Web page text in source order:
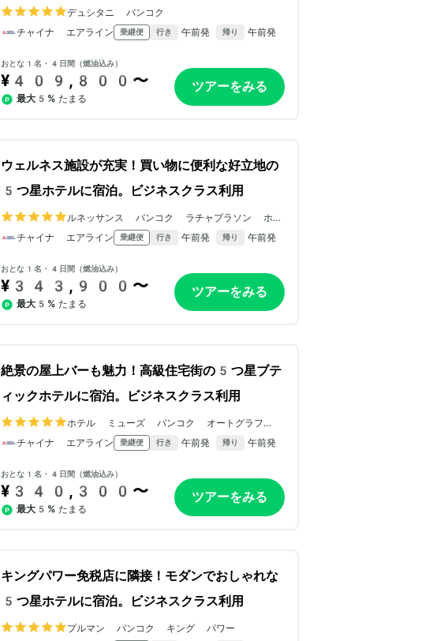
デュシタニ バンコク
チャイナ エアライン
乗継便 行き 午前発 帰り 午前発
おとな1名・4日間（燃油込み）
¥409,800〜
最大5% たまる
ツアーをみる
ウェルネス施設が充実！買い物に便利な好立地の
5つ星ホテルに宿泊。ビジネスクラス利用
ルネッサンス バンコク ラチャプラソン ホテ
チャイナ エアライン 乗継便 行き 午前発 帰り 午前発
おとな1名・4日間（燃油込み）
¥343,900〜
最大5% たまる
ツアーをみる
絶景の屋上バーも魅力！高級住宅街の5つ星ブテ
ィックホテルに宿泊。ビジネスクラス利用
ホテル ミューズ バンコク オートグラフ コ
レクション（マリオット インターナショナル）
チャイナ エアライン 乗継便 行き 午前発 帰り 午前発
おとな1名・4日間（燃油込み）
¥340,300〜
最大5% たまる
ツアーをみる
キングパワー免税店に隣接！モダンでおしゃれな
5つ星ホテルに宿泊。ビジネスクラス利用
プルマン バンコク キング パワー